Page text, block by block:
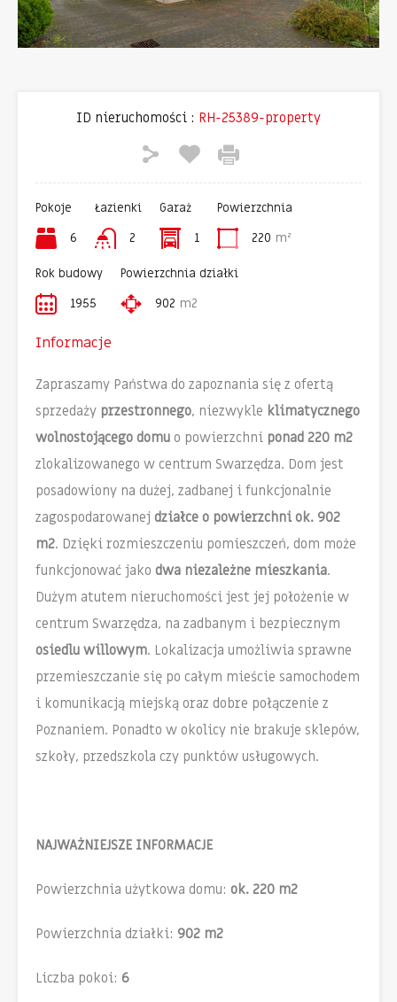
ID nieruchomości : RH-25389-property
Pokoje
6
Łazienki
2
Garaż
1
Powierzchnia
220 m²
Rok budowy
1955
Powierzchnia działki
902 m2
Informacje
Zapraszamy Państwa do zapoznania się z ofertą
sprzedaży przestronnego, niezwykle klimatycznego
wolnostojącego domu o powierzchni ponad 220 m2
zlokalizowanego w centrum Swarzędza. Dom jest
posadowiony na dużej, zadbanej i funkcjonalnie
zagospodarowanej działce o powierzchni ok. 902
m2. Dzięki rozmieszczeniu pomieszczeń, dom może
funkcjonować jako dwa niezależne mieszkania.
Dużym atutem nieruchomości jest jej położenie w
centrum Swarzędza, na zadbanym i bezpiecznym
osiedlu willowym. Lokalizacja umożliwia sprawne
przemieszczanie się po całym mieście samochodem
i komunikacją miejską oraz dobre połączenie z
Poznaniem. Ponadto w okolicy nie brakuje sklepów,
szkoły, przedszkola czy punktów usługowych.
NAJWAŻNIEJSZE INFORMACJE
Powierzchnia użytkowa domu: ok. 220 m2
Powierzchnia działki: 902 m2
Liczba pokoi: 6